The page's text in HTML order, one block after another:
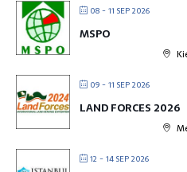
08 - 11 SEP 2026
MSPO
09 - 11 SEP 2026
LAND FORCES 2026
12 - 14 SEP 2026